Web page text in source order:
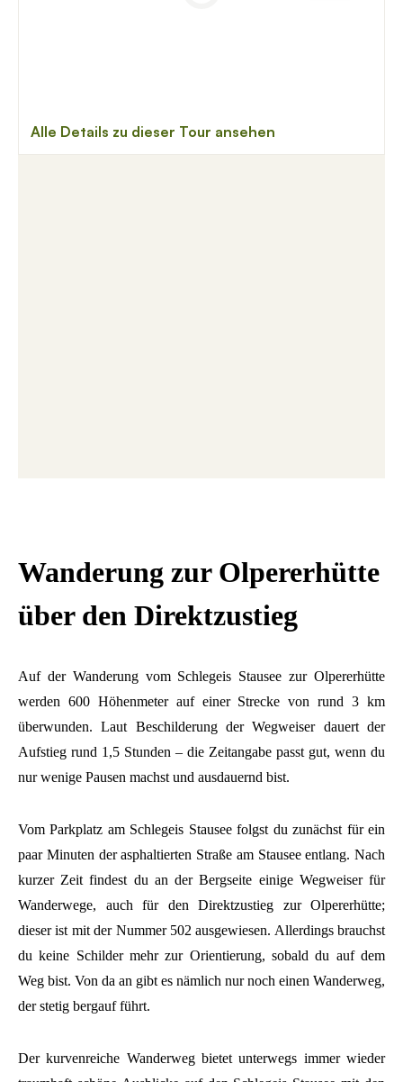
Wanderung zur Olpererhütte
über den Direktzustieg
Auf der Wanderung vom Schlegeis Stausee zur Olpererhütte
werden 600 Höhenmeter auf einer Strecke von rund 3 km
überwunden. Laut Beschilderung der Wegweiser dauert der
Aufstieg rund 1,5 Stunden – die Zeitangabe passt gut, wenn du
nur wenige Pausen machst und ausdauernd bist.
Vom Parkplatz am Schlegeis Stausee folgst du zunächst für ein
paar Minuten der asphaltierten Straße am Stausee entlang. Nach
kurzer Zeit findest du an der Bergseite einige Wegweiser für
Wanderwege, auch für den Direktzustieg zur Olpererhütte;
dieser ist mit der Nummer 502 ausgewiesen. Allerdings brauchst
du keine Schilder mehr zur Orientierung, sobald du auf dem
Weg bist. Von da an gibt es nämlich nur noch einen Wanderweg,
der stetig bergauf führt.
Der kurvenreiche Wanderweg bietet unterwegs immer wieder